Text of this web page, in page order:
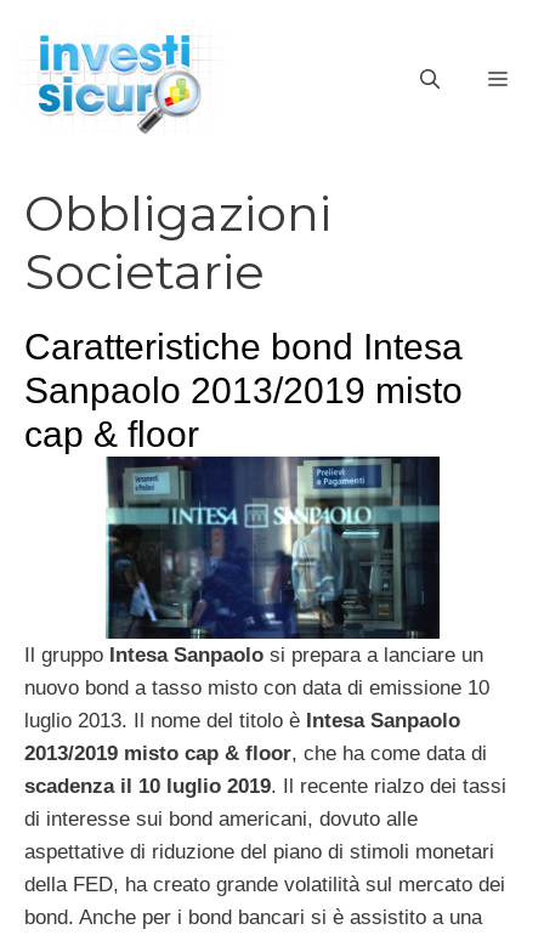
contenuto
Obbligazioni
Societarie
Caratteristiche bond Intesa
Sanpaolo 2013/2019 misto
cap & floor
Il gruppo Intesa Sanpaolo si prepara a lanciare un
nuovo bond a tasso misto con data di emissione 10
luglio 2013. Il nome del titolo è Intesa Sanpaolo
2013/2019 misto cap & floor, che ha come data di
scadenza il 10 luglio 2019. Il recente rialzo dei tassi
di interesse sui bond americani, dovuto alle
aspettative di riduzione del piano di stimoli monetari
della FED, ha creato grande volatilità sul mercato dei
bond. Anche per i bond bancari si è assistito a una